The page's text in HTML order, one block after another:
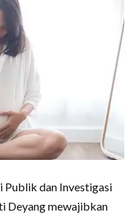
Publik dan Investigasi
Deyang mewajibkan